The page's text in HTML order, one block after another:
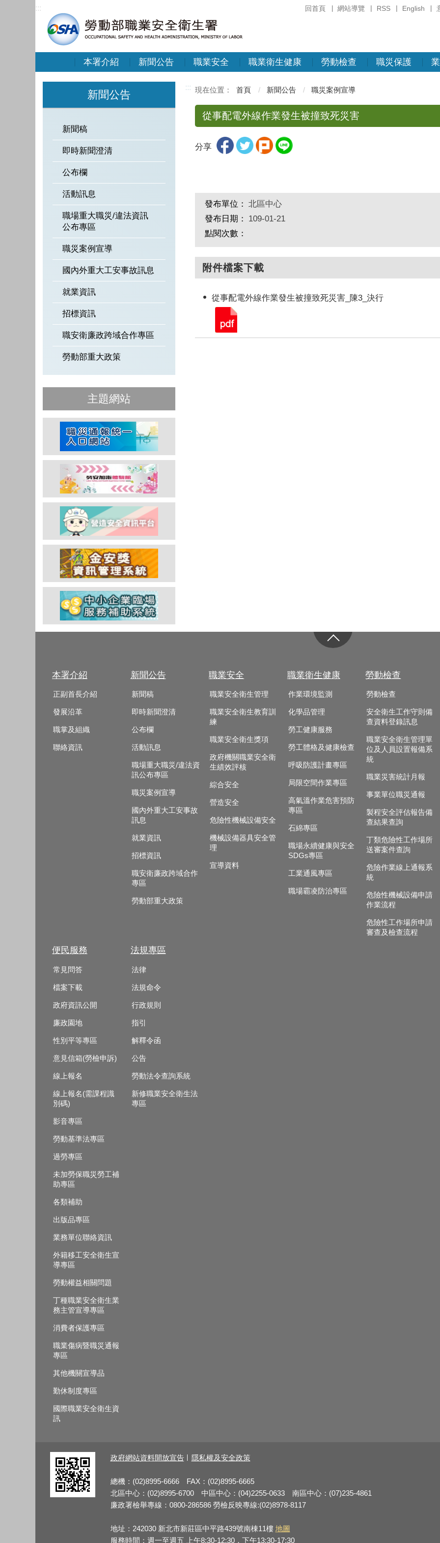
回首頁 網站導覽 RSS English
:::
本署介紹 新聞公告 職業安全 職業衛生健康 勞動檢查 職災保護
新聞公告
新聞稿
即時新聞澄清
公布欄
活動訊息
職場重大職災/違法資訊
公布專區
職災案例宣導
國內外重大工安事故訊息
就業資訊
招標資訊
職安衛廉政跨域合作專區
勞動部重大政策
主題網站
::: 首頁 新聞公告 職災案例宣導
從事配電外線作業發生被撞致死災害
分享
發布單位： 北區中心
發布日期：
109-01-21
點閱次數：
附件檔案下載
從事配電外線作業發生被撞致死災害_陳3_決行
本署介紹
正副首長介紹
發展沿革
職掌及組織
聯絡資訊
新聞公告
新聞稿
即時新聞澄清
公布欄
活動訊息
職場重大職災/違法資
訊公布專區
職災案例宣導
國內外重大工安事故
訊息
就業資訊
招標資訊
職安衛廉政跨域合作
專區
勞動部重大政策
職業安全
職業安全衛生管理
職業安全衛生教育訓
練
職業安全衛生獎項
政府機關職業安全衛
生績效評核
綜合安全
營造安全
危險性機械設備安全
機械設備器具安全管
理
宣導資料
職業衛生健康
作業環境監測
化學品管理
勞工健康服務
勞工體格及健康檢查
呼吸防護計畫專區
局限空間作業專區
高氣溫作業危害預防
專區
石綿專區
職場永續健康與安全
SDGs專區
工業通風專區
職場霸凌防治專區
勞動檢查
勞動檢查
安全衛生工作守則備
查資料登錄訊息
職業安全衛生管理單
位及人員設置報備系
統
職業災害統計月報
事業單位職災通報
製程安全評估報告備
查結果查詢
丁類危險性工作場所
送審案件查詢
危險作業線上通報系
統
危險性機械設備申請
作業流程
危險性工作場所申請
審查及檢查流程
便民服務
常見問答
檔案下載
政府資訊公開
廉政園地
性別平等專區
意見信箱(勞檢申訴)
線上報名
線上報名(需課程識
別碼)
影音專區
勞動基準法專區
過勞專區
未加勞保職災勞工補
助專區
各類補助
出版品專區
業務單位聯絡資訊
外籍移工安全衛生宣
導專區
勞動權益相關問題
丁種職業安全衛生業
務主管宣導專區
消費者保護專區
職業傷病暨職災通報
專區
其他機關宣導品
勤休制度專區
國際職業安全衛生資
訊
法規專區
法律
法規命令
行政規則
指引
解釋令函
公告
勞動法令查詢系統
新修職業安全衛生法
專區
政府網站資料開放宣告 隱私權及安全政策
總機：(02)8995-6666 FAX：(02)8995-6665
北區中心：(02)8995-6700 中區中心：(04)2255-0633 南區中心：(07)235-4861
廉政署檢舉專線：0800-286586 勞檢反映專線:(02)8978-8117
地址：242030 新北市新莊區中平路439號南棟11樓 地圖
服務時間：週一至週五 上午8:30-12:30，下午13:30-17:30